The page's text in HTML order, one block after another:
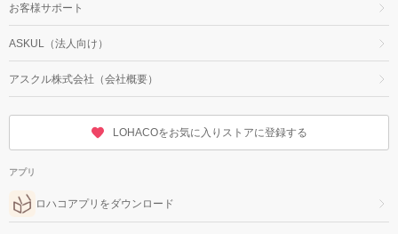
お客様サポート
ASKUL（法人向け）
アスクル株式会社（会社概要）
LOHACOをお気に入りストアに登録する
アプリ
ロハコアプリをダウンロード